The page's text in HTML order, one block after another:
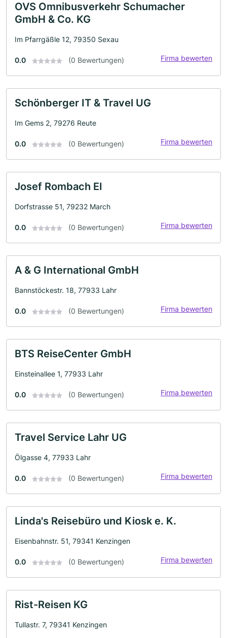
OVS Omnibusverkehr Schumacher
GmbH & Co. KG
Im Pfarrgäßle 12, 79350 Sexau
0.0 (0 Bewertungen) Firma bewerten
Schönberger IT & Travel UG
Im Gems 2, 79276 Reute
0.0 (0 Bewertungen) Firma bewerten
Josef Rombach EI
Dorfstrasse 51, 79232 March
0.0 (0 Bewertungen) Firma bewerten
A & G International GmbH
Bannstöckestr. 18, 77933 Lahr
0.0 (0 Bewertungen) Firma bewerten
BTS ReiseCenter GmbH
Einsteinallee 1, 77933 Lahr
0.0 (0 Bewertungen) Firma bewerten
Travel Service Lahr UG
Ölgasse 4, 77933 Lahr
0.0 (0 Bewertungen) Firma bewerten
Linda's Reisebüro und Kiosk e. K.
Eisenbahnstr. 51, 79341 Kenzingen
0.0 (0 Bewertungen) Firma bewerten
Rist-Reisen KG
Tullastr. 7, 79341 Kenzingen